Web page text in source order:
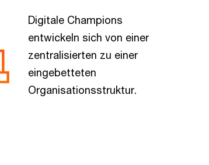
Digitale Champions
entwickeln sich von einer
zentralisierten zu einer
eingebetteten
Organisationsstruktur.